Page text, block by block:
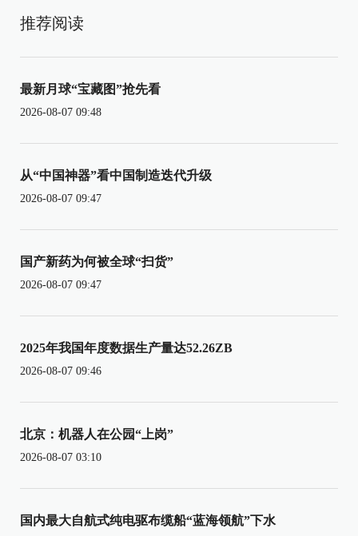
推荐阅读
最新月球“宝藏图”抢先看
2026-08-07 09:48
从“中国神器”看中国制造迭代升级
2026-08-07 09:47
国产新药为何被全球“扫货”
2026-08-07 09:47
2025年我国年度数据生产量达52.26ZB
2026-08-07 09:46
北京：机器人在公园“上岗”
2026-08-07 03:10
国内最大自航式纯电驱布缆船“蓝海领航”下水